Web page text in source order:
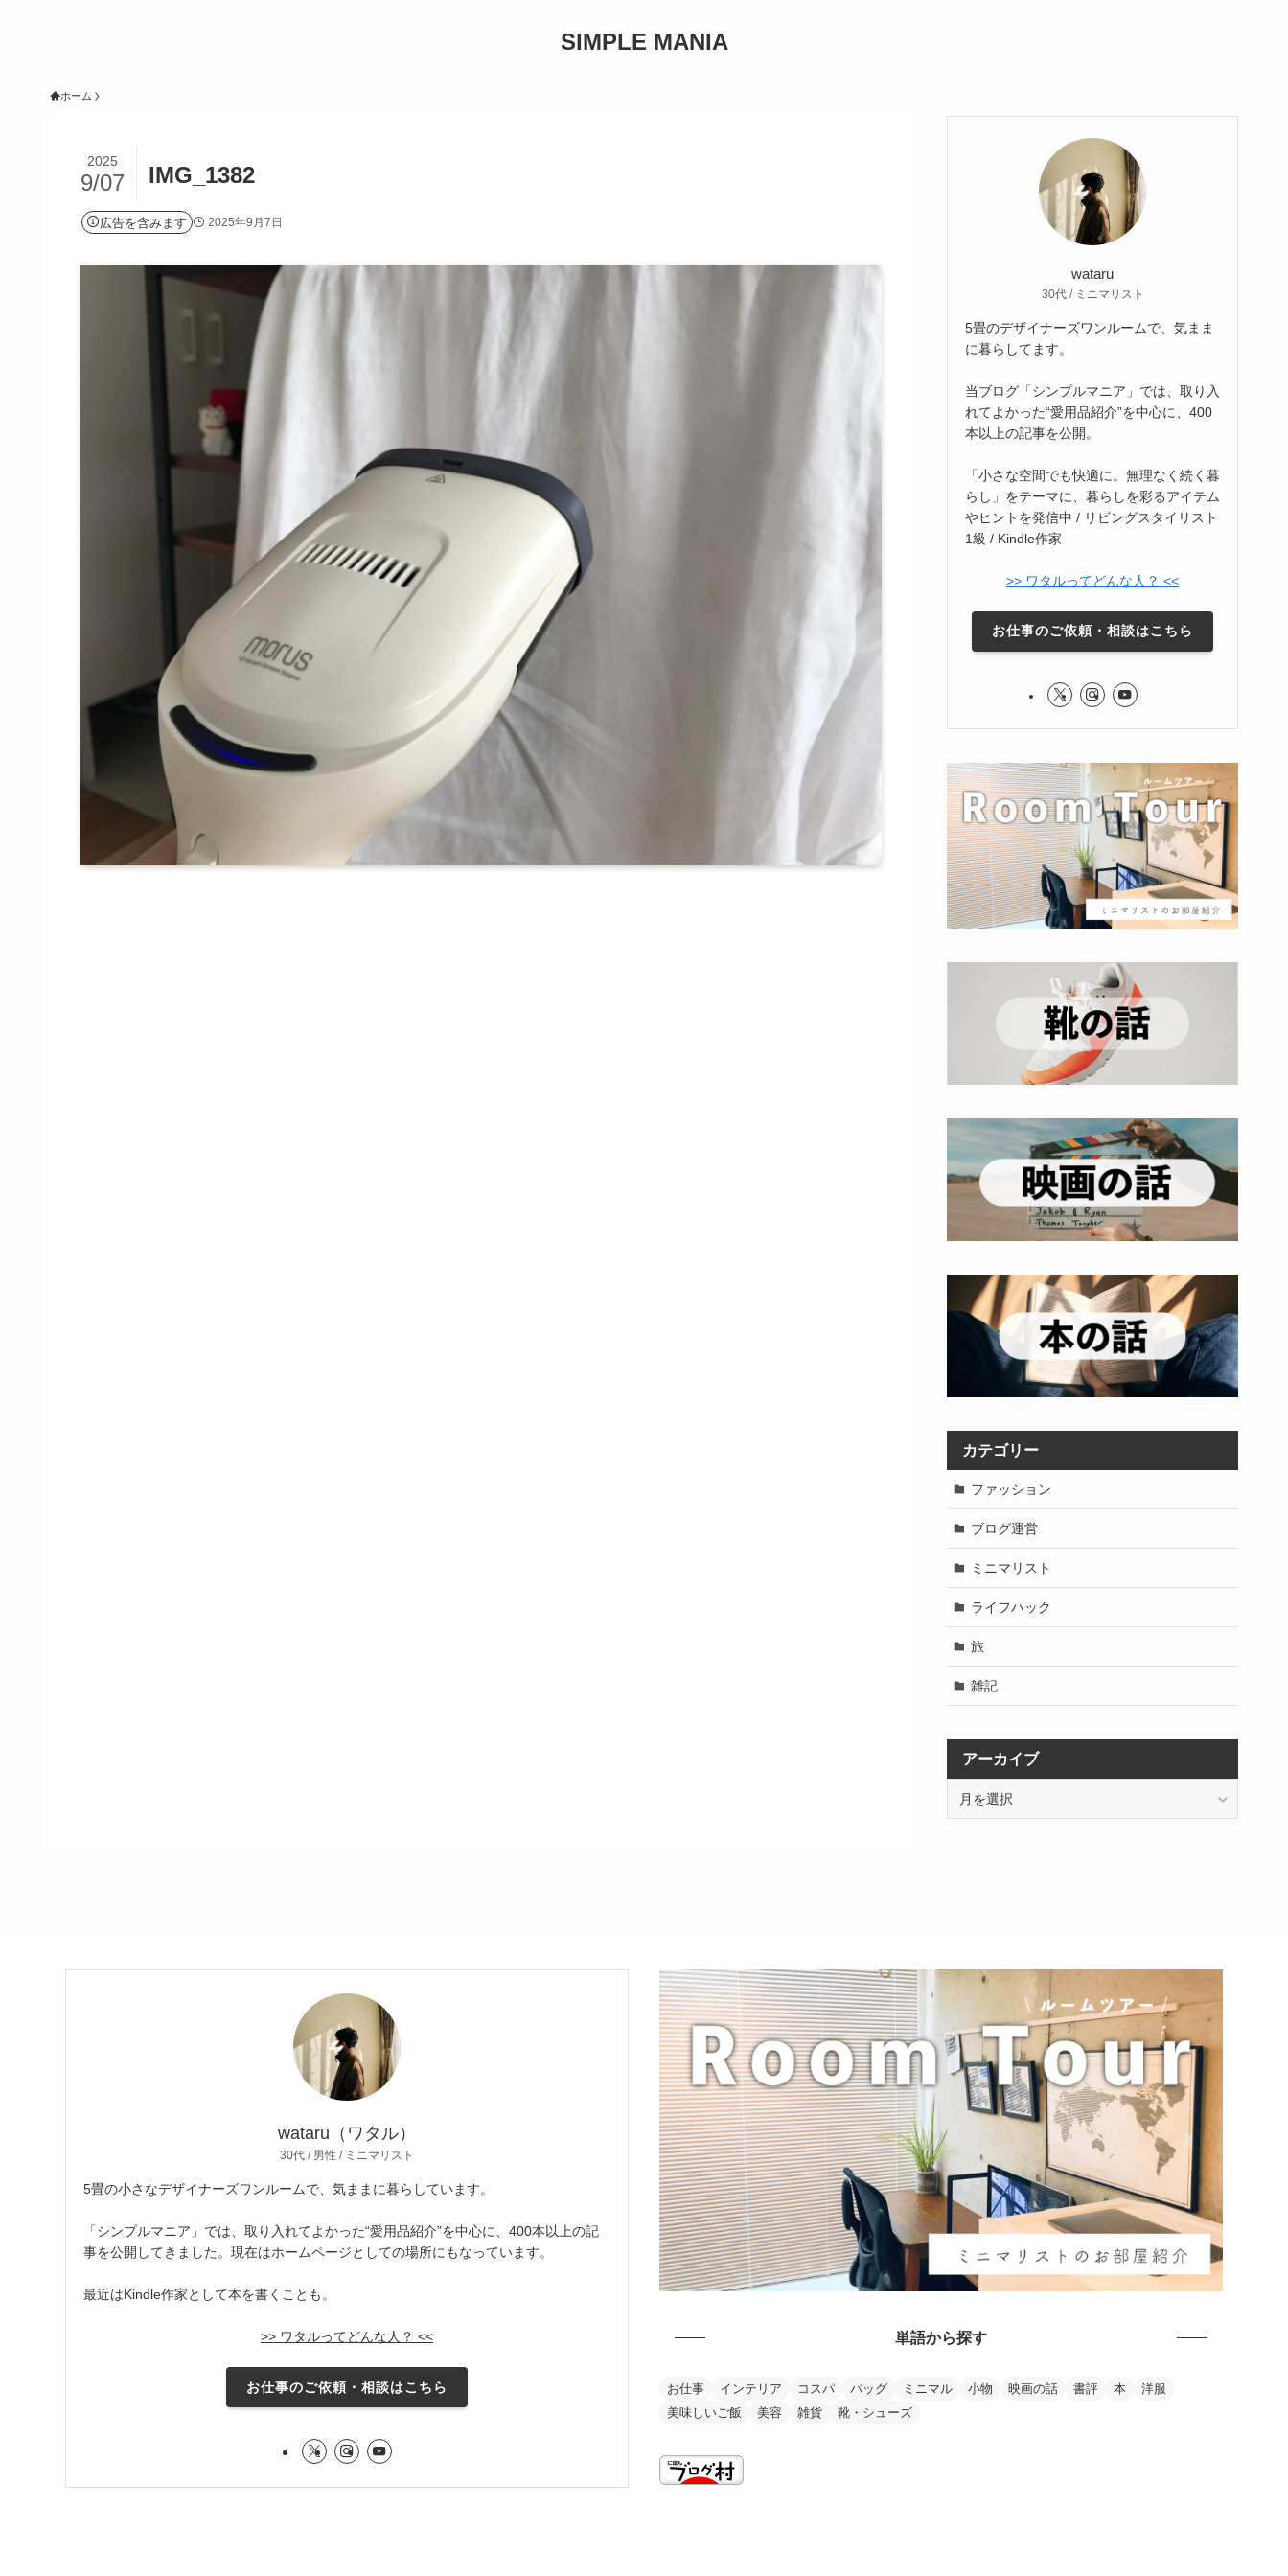
SIMPLE MANIA
ホーム
IMG_1382
2025
9/07
広告を含みます 2025年9月7日
wataru
30代 / ミニマリスト
5畳のデザイナーズワンルームで、気まま
に暮らしてます。
当ブログ「シンプルマニア」では、取り入
れてよかった“愛用品紹介”を中心に、400
本以上の記事を公開。
「小さな空間でも快適に。無理なく続く暮
らし」をテーマに、暮らしを彩るアイテム
やヒントを発信中 / リビングスタイリスト
1級 / Kindle作家
>> ワタルってどんな人？ <<
お仕事のご依頼・相談はこちら
カテゴリー
ファッション
ブログ運営
ミニマリスト
ライフハック
旅
雑記
アーカイブ
wataru（ワタル）
30代 / 男性 / ミニマリスト
5畳の小さなデザイナーズワンルームで、気ままに暮らしています。
「シンプルマニア」では、取り入れてよかった“愛用品紹介”を中心に、400本以上の記
事を公開してきました。現在はホームページとしての場所にもなっています。
最近はKindle作家として本を書くことも。
>> ワタルってどんな人？ <<
お仕事のご依頼・相談はこちら
単語から探す
お仕事 インテリア コスパ バッグ ミニマル 小物 映画の話 書評 本
洋服
美味しいご飯
美容 雑貨 靴・シューズ